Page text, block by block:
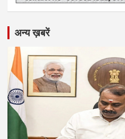
अन्य ख़बरें